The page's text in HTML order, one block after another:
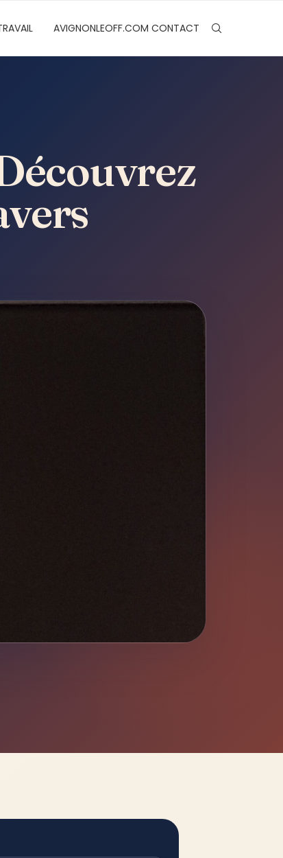
AVIGNONLEOFF.COM CONTACT